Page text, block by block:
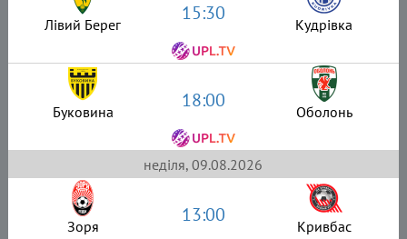
Лівий Берег 15:30 Кудрівка
Буковина 18:00 Оболонь
неділя, 09.08.2026
Зоря 13:00 Кривбас